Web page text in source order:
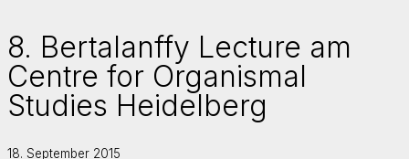
8. Bertalanffy Lecture am
Centre for Organismal
Studies Heidelberg
18. September 2015